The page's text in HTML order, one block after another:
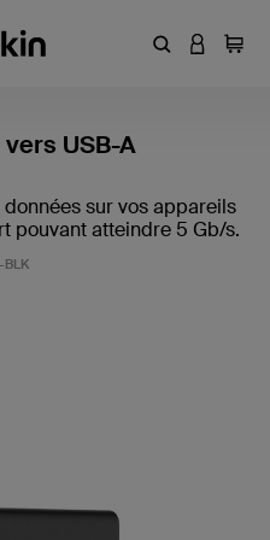
Entrez un
USB-A
sur vos appareils
pouvant atteindre 5 Gb/s.
BLK